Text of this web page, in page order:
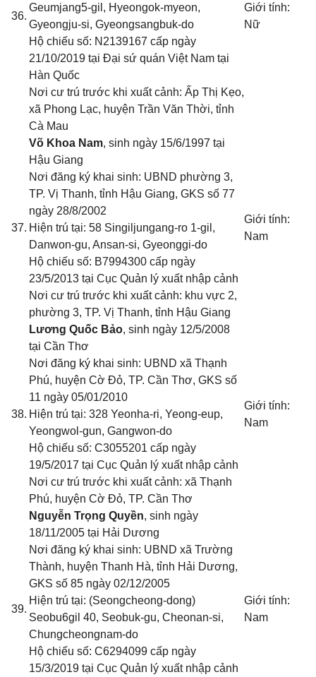
36.
Geumjang5-gil, Hyeongok-myeon,
Gyeongju-si, Gyeongsangbuk-do
Hộ chiếu số: N2139167 cấp ngày
21/10/2019 tại Đại sứ quán Việt Nam tại
Hàn Quốc
Nơi cư trú trước khi xuất cảnh: Ấp Thị Kẹo,
xã Phong Lạc, huyện Trần Văn Thời, tỉnh
Cà Mau
Giới tính:
Nữ
37.
Võ Khoa Nam, sinh ngày 15/6/1997 tại
Hậu Giang
Nơi đăng ký khai sinh: UBND phường 3,
TP. Vị Thanh, tỉnh Hậu Giang, GKS số 77
ngày 28/8/2002
Hiện trú tại: 58 Singiljungang-ro 1-gil,
Danwon-gu, Ansan-si, Gyeonggi-do
Hộ chiếu số: B7994300 cấp ngày
23/5/2013 tại Cục Quản lý xuất nhập cảnh
Nơi cư trú trước khi xuất cảnh: khu vực 2,
phường 3, TP. Vị Thanh, tỉnh Hậu Giang
Giới tính:
Nam
38.
Lương Quốc Bảo, sinh ngày 12/5/2008
tại Cần Thơ
Nơi đăng ký khai sinh: UBND xã Thạnh
Phú, huyện Cờ Đỏ, TP. Cần Thơ, GKS số
11 ngày 05/01/2010
Hiện trú tại: 328 Yeonha-ri, Yeong-eup,
Yeongwol-gun, Gangwon-do
Hộ chiếu số: C3055201 cấp ngày
19/5/2017 tại Cục Quản lý xuất nhập cảnh
Nơi cư trú trước khi xuất cảnh: xã Thạnh
Phú, huyện Cờ Đỏ, TP. Cần Thơ
Giới tính:
Nam
39.
Nguyễn Trọng Quyền, sinh ngày
18/11/2005 tại Hải Dương
Nơi đăng ký khai sinh: UBND xã Trường
Thành, huyện Thanh Hà, tỉnh Hải Dương,
GKS số 85 ngày 02/12/2005
Hiện trú tại: (Seongcheong-dong)
Seobu6gil 40, Seobuk-gu, Cheonan-si,
Chungcheongnam-do
Hộ chiếu số: C6294099 cấp ngày
15/3/2019 tại Cục Quản lý xuất nhập cảnh
Giới tính:
Nam